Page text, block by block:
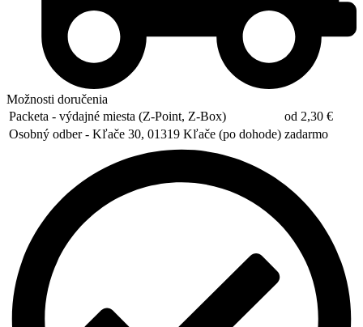
Možnosti doručenia
Packeta - výdajné miesta (Z-Point, Z-Box)
od 2,30 €
Osobný odber - Kľače 30, 01319 Kľače (po dohode) zadarmo